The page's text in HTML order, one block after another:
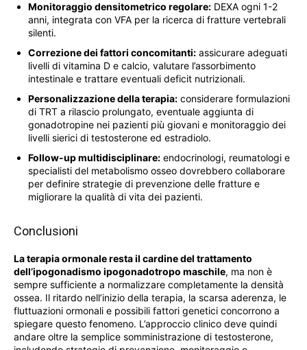
Monitoraggio densitometrico regolare: DEXA ogni 1-2
anni, integrata con VFA per la ricerca di fratture vertebrali
silenti.
Correzione dei fattori concomitanti: assicurare adeguati
livelli di vitamina D e calcio, valutare l’assorbimento
intestinale e trattare eventuali deficit nutrizionali.
Personalizzazione della terapia: considerare formulazioni
di TRT a rilascio prolungato, eventuale aggiunta di
gonadotropine nei pazienti più giovani e monitoraggio dei
livelli sierici di testosterone ed estradiolo.
Follow-up multidisciplinare: endocrinologi, reumatologi e
specialisti del metabolismo osseo dovrebbero collaborare
per definire strategie di prevenzione delle fratture e
migliorare la qualità di vita dei pazienti.
Conclusioni
La terapia ormonale resta il cardine del trattamento
dell’ipogonadismo ipogonadotropo maschile, ma non è
sempre sufficiente a normalizzare completamente la densità
ossea. Il ritardo nell’inizio della terapia, la scarsa aderenza, le
fluttuazioni ormonali e possibili fattori genetici concorrono a
spiegare questo fenomeno. L’approccio clinico deve quindi
andare oltre la semplice somministrazione di testosterone,